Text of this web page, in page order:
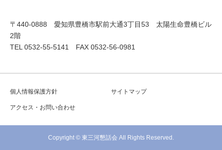
〒440-0888 愛知県豊橋市駅前大通3丁目53 太陽生命豊橋ビル
2階
TEL 0532-55-5141 FAX 0532-56-0981
個人情報保護方針 サイトマップ
アクセス・お問い合わせ
Copyright © 東三河懇話会 All Rights Reserved.